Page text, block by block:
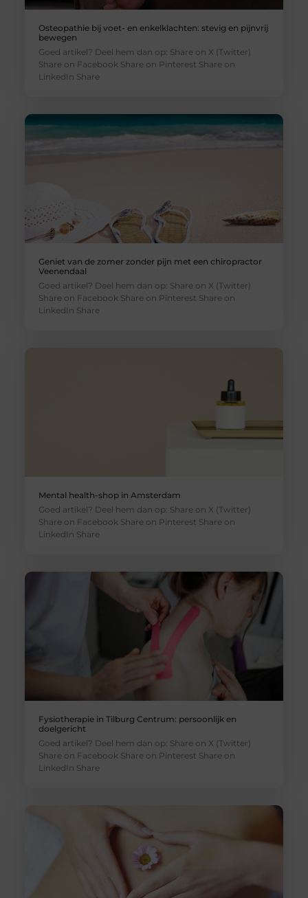
Osteopathie bij voet- en enkelklachten: stevig en pijnvrij
bewegen
Goed artikel? Deel hem dan op: Share on X (Twitter)
Share on Facebook Share on Pinterest Share on
LinkedIn Share
Geniet van de zomer zonder pijn met een chiropractor
Veenendaal
Goed artikel? Deel hem dan op: Share on X (Twitter)
Share on Facebook Share on Pinterest Share on
LinkedIn Share
Mental health-shop in Amsterdam
Goed artikel? Deel hem dan op: Share on X (Twitter)
Share on Facebook Share on Pinterest Share on
LinkedIn Share
Fysiotherapie in Tilburg Centrum: persoonlijk en
doelgericht
Goed artikel? Deel hem dan op: Share on X (Twitter)
Share on Facebook Share on Pinterest Share on
LinkedIn Share